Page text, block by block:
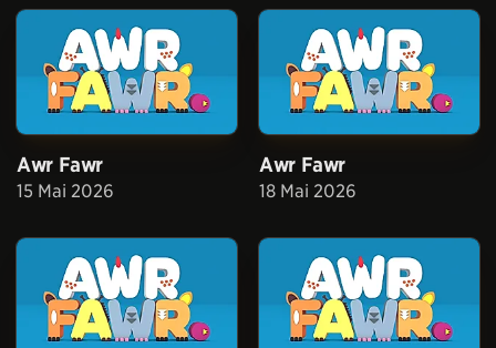
Awr Fawr
15 Mai 2026
Awr Fawr
18 Mai 2026